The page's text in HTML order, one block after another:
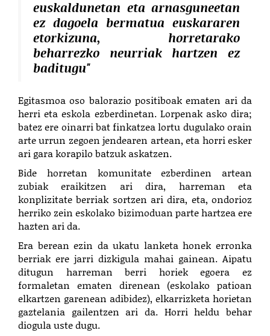
euskaldunetan eta arnasguneetan
ez dagoela bermatua euskararen
etorkizuna, horretarako
beharrezko neurriak hartzen ez
baditugu"
Egitasmoa oso balorazio positiboak ematen ari da
herri eta eskola ezberdinetan. Lorpenak asko dira;
batez ere oinarri bat finkatzea lortu dugulako orain
arte urrun zegoen jendearen artean, eta horri esker
ari gara korapilo batzuk askatzen.
Bide horretan komunitate ezberdinen artean
zubiak eraikitzen ari dira, harreman eta
konplizitate berriak sortzen ari dira, eta, ondorioz
herriko zein eskolako bizimoduan parte hartzea ere
hazten ari da.
Era berean ezin da ukatu lanketa honek erronka
berriak ere jarri dizkigula mahai gainean. Aipatu
ditugun harreman berri horiek egoera ez
formaletan ematen direnean (eskolako patioan
elkartzen garenean adibidez), elkarrizketa horietan
gaztelania gailentzen ari da. Horri heldu behar
diogula uste dugu.